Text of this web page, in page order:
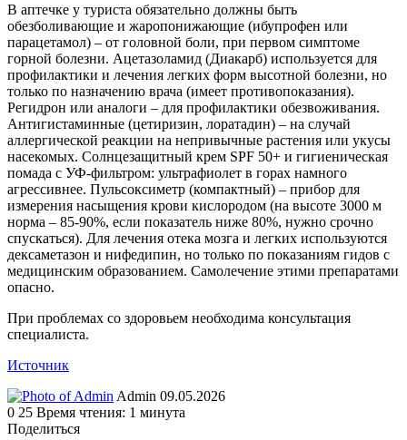
В аптечке у туриста обязательно должны быть
обезболивающие и жаропонижающие (ибупрофен или
парацетамол) – от головной боли, при первом симптоме
горной болезни. Ацетазоламид (Диакарб) используется для
профилактики и лечения легких форм высотной болезни, но
только по назначению врача (имеет противопоказания).
Регидрон или аналоги – для профилактики обезвоживания.
Антигистаминные (цетиризин, лоратадин) – на случай
аллергической реакции на непривычные растения или укусы
насекомых. Солнцезащитный крем SPF 50+ и гигиеническая
помада с УФ-фильтром: ультрафиолет в горах намного
агрессивнее. Пульсоксиметр (компактный) – прибор для
измерения насыщения крови кислородом (на высоте 3000 м
норма – 85-90%, если показатель ниже 80%, нужно срочно
спускаться). Для лечения отека мозга и легких используются
дексаметазон и нифедипин, но только по показаниям гидов с
медицинским образованием. Самолечение этими препаратами
опасно.
При проблемах со здоровьем необходима консультация
специалиста.
Источник
Admin Send
an
09.05.2026
0 25 Время чтения: 1 минута
Поделиться